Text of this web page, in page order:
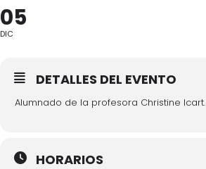
05
DIC
DETALLES DEL EVENTO
Alumnado de la profesora Christine Icart.
HORARIOS